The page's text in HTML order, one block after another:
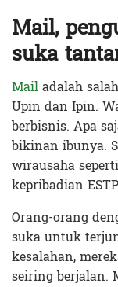
Mail,
suka
Mailadalah
Upin dan Ipin.
berbisnis. Apa
bikinan ibunya.
wirausaha
kepribadian
Orang-orang
suka untuk
kesalahan,
seiring berjalan.